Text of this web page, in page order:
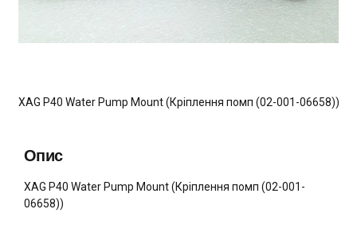
XAG P40 Water Pump Mount (Кріплення помп (02-001-06658))
Опис
XAG P40 Water Pump Mount (Кріплення помп (02-001-
06658))